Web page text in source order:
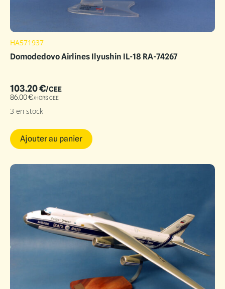
HA571937
Domodedovo Airlines Ilyushin IL-18 RA-74267
103.20€/CEE
86.00€/HORS CEE
3 en stock
Ajouter au panier